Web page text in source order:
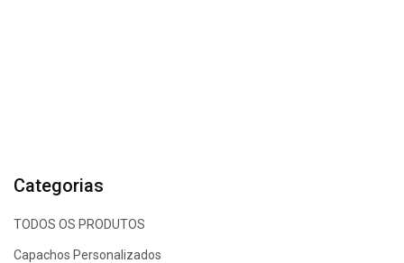
Categorias
TODOS OS PRODUTOS
Capachos Personalizados